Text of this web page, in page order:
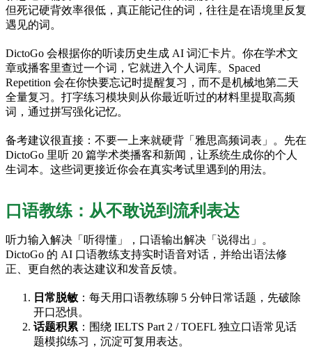
但死记硬背效率很低，真正能记住的词，往往是在语境里反复
遇见的词。
DictoGo 会根据你的听读历史生成 AI 词汇卡片。你在学术文
章或播客里查过一个词，它就进入个人词库。Spaced
Repetition 会在你快要忘记时提醒复习，而不是机械地第二天
全量复习。打字练习模块则从你最近听过的材料里提取高频
词，通过拼写强化记忆。
备考建议很直接：不要一上来就硬背「雅思高频词表」。先在
DictoGo 里听 20 篇学术类播客和新闻，让系统生成你的个人
生词本。这些词更接近你会在真实考试里遇到的用法。
口语教练：从不敢说到流利表达
听力输入解决「听得懂」，口语输出解决「说得出」。
DictoGo 的 AI 口语教练支持实时语音对话，并给出语法修
正、更自然的表达建议和发音反馈。
日常脱敏 ：每天用口语教练聊 5 分钟日常话题，先破除
开口恐惧。
话题积累 ：围绕 IELTS Part 2 / TOEFL 独立口语常见话
题模拟练习，沉淀可复用表达。